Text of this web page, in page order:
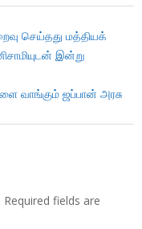
செய்தது மத்தியக்
இன்று
வாங்கும் ஜப்பான் அரசு
Required fields are